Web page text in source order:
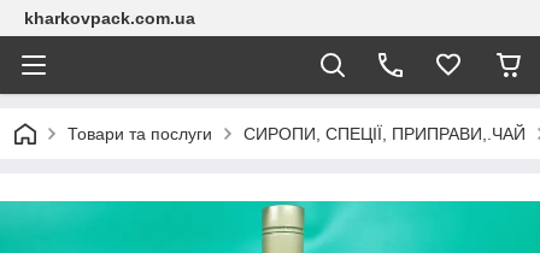
kharkovpack.com.ua
Товари та послуги СИРОПИ, СПЕЦІЇ, ПРИПРАВИ,.ЧАЙ